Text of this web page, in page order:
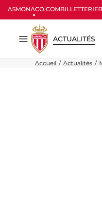
ASMONACO.COMBILLETTERIE
Menu
ACTUALITÉS
Accueil Actualités